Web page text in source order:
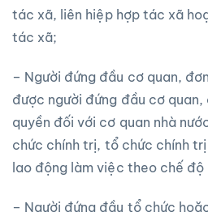
tác xã, liên hiệp hợp tác xã
tác xã;
– Người đứng đầu cơ quan,
được người đứng đầu cơ
quyền đối với cơ quan nhà
chức chính trị, tổ chức chính
lao động làm việc theo chế
– Người đứng đầu tổ chức